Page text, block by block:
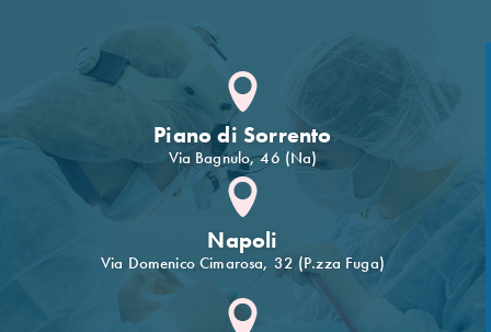
Piano di Sorrento
Via Bagnulo, 46 (Na)
Napoli
Via Domenico Cimarosa, 32 (P.zza Fuga)